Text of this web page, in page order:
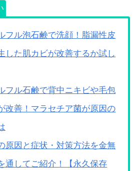
フル泡石鹸で洗顔！脂漏性皮
した肌カビが改善するか試し
フル石鹸で背中ニキビや毛包
改善！マラセチア菌が原因の
原因と症状・対策方法を金無
通してご紹介！【永久保存